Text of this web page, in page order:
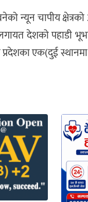
न्यून चापीय
देशको पहाडी
एक(दुई